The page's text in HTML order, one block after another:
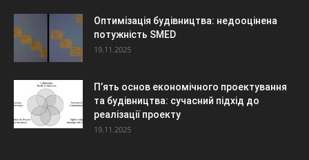
Оптимізація будівництва: недооцінена
потужність SMED
19.11.2025
П’ять основ економічного проектування
та будівництва: сучасний підхід до
реалізації проекту
19.11.2025